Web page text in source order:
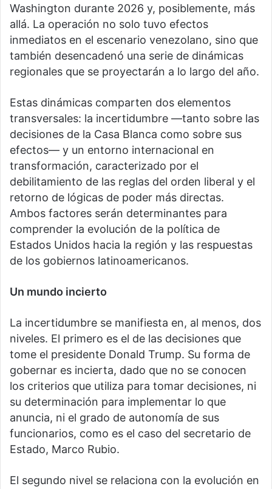
Washington durante 2026 y, posiblemente, más
allá. La operación no solo tuvo efectos
inmediatos en el escenario venezolano, sino que
también desencadenó una serie de dinámicas
regionales que se proyectarán a lo largo del año.
Estas dinámicas comparten dos elementos
transversales: la incertidumbre —tanto sobre las
decisiones de la Casa Blanca como sobre sus
efectos— y un entorno internacional en
transformación, caracterizado por el
debilitamiento de las reglas del orden liberal y el
retorno de lógicas de poder más directas.
Ambos factores serán determinantes para
comprender la evolución de la política de
Estados Unidos hacia la región y las respuestas
de los gobiernos latinoamericanos.
Un mundo incierto
La incertidumbre se manifiesta en, al menos, dos
niveles. El primero es el de las decisiones que
tome el presidente Donald Trump. Su forma de
gobernar es incierta, dado que no se conocen
los criterios que utiliza para tomar decisiones, ni
su determinación para implementar lo que
anuncia, ni el grado de autonomía de sus
funcionarios, como es el caso del secretario de
Estado, Marco Rubio.
El segundo nivel se relaciona con la evolución en